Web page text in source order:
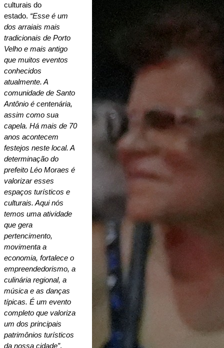
culturais do
estado. “Esse é um
dos arraiais mais
tradicionais de Porto
Velho e mais antigo
que muitos eventos
conhecidos
atualmente. A
comunidade de Santo
Antônio é centenária,
assim como sua
capela. Há mais de 70
anos acontecem
festejos neste local. A
determinação do
prefeito Léo Moraes é
valorizar esses
espaços turísticos e
culturais. Aqui nós
temos uma atividade
que gera
pertencimento,
movimenta a
economia, fortalece o
empreendedorismo, a
culinária regional, a
música e as danças
típicas. É um evento
completo que valoriza
um dos principais
patrimônios turísticos
da nossa cidade”.